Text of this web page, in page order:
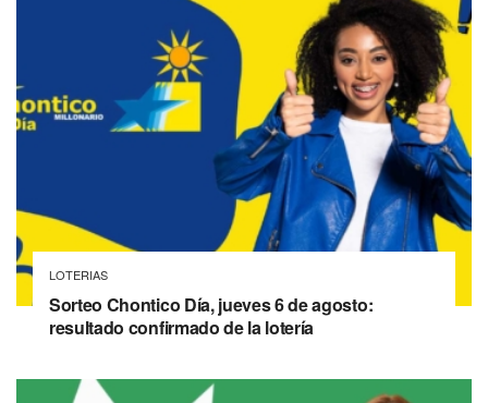
LOTERIAS
Sorteo Chontico Día, jueves 6 de agosto:
resultado confirmado de la lotería